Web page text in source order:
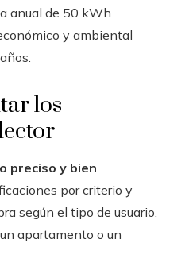
anual de 50 kWh
y ambiental
los
preciso y bien
por criterio y
según el tipo de usuario,
apartamento o un